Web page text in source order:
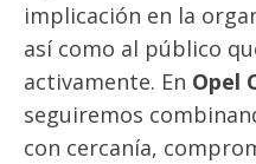
implicación en la
así como al público
activamente. En Opel
seguiremos
con cercanía,